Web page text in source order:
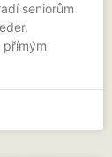
seniorům